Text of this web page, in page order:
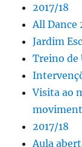
2017/18
All Dance
Jardim
Treino de
Visita ao
2017/18
Aula